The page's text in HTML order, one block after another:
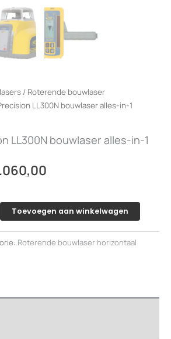
/ Roterende bouwlaser
LL300N bouwlaser alles-in-1
LL300N bouwlaser alles-in-1
€ 1.060,00.
Toevoegen aan winkelwagen
Roterende bouwlaser horizontaal